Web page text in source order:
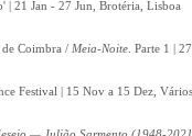
| 21 Jan - 27 Jun, Brotéria, Lisboa
Coimbra / Meia-Noite . Parte 1 |
Festival | 15 Nov a 15 Dez,